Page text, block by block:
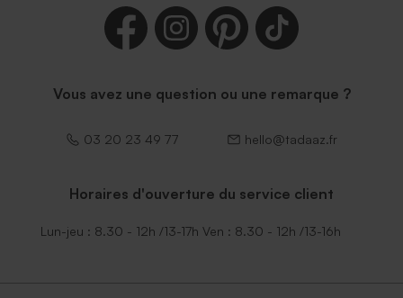
Enveloppe rouge vif
Enveloppe mariage rouille
Vous avez une question ou une remarque ?
03 20 23 49 77 hello@tadaaz.fr
Horaires d'ouverture du service client
Lun-jeu : 8.30 - 12h /13-17h Ven : 8.30 - 12h /13-16h